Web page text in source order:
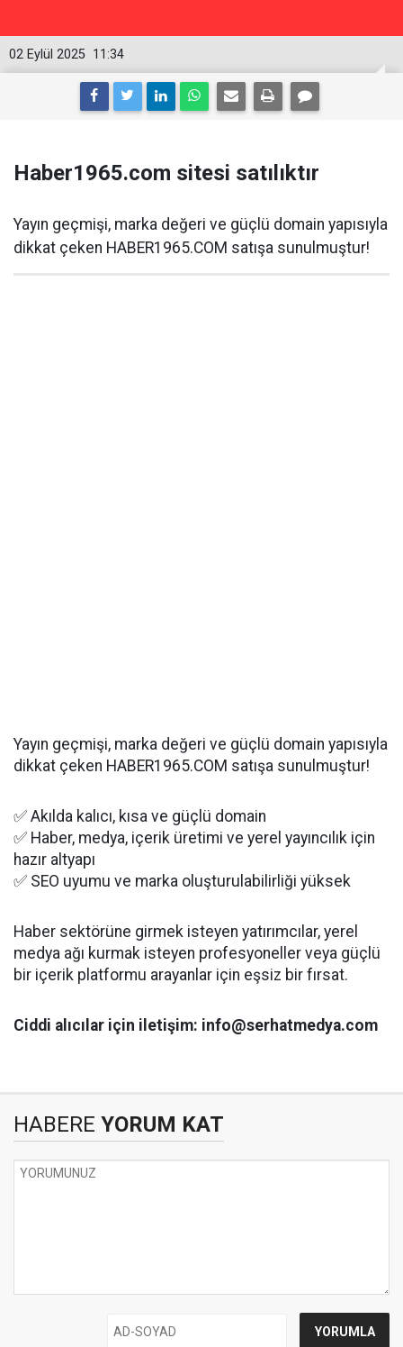
11:34
02 Eylül 2025
Haber1965.com sitesi satılıktır
Yayın geçmişi, marka değeri ve güçlü domain yapısıyla
dikkat çeken HABER1965.COM satışa sunulmuştur!
Yayın geçmişi, marka değeri ve güçlü domain yapısıyla
dikkat çeken HABER1965.COM satışa sunulmuştur!
✅ Akılda kalıcı, kısa ve güçlü domain
✅ Haber, medya, içerik üretimi ve yerel yayıncılık için
hazır altyapı
✅ SEO uyumu ve marka oluşturulabilirliği yüksek
Haber sektörüne girmek isteyen yatırımcılar, yerel
medya ağı kurmak isteyen profesyoneller veya güçlü
bir içerik platformu arayanlar için eşsiz bir fırsat.
Ciddi alıcılar için iletişim: info@serhatmedya.com
HABERE YORUM KAT